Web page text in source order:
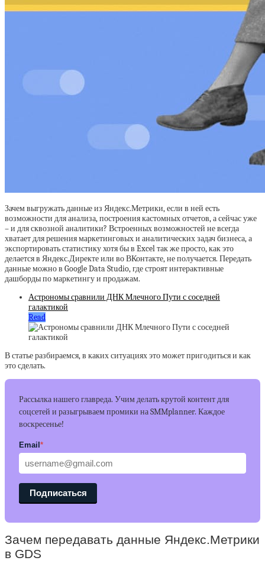
Зачем выгружать данные из Яндекс.Метрики, если в ней есть
возможности для анализа, построения кастомных отчетов, а сейчас уже
– и для сквозной аналитики? Встроенных возможностей не всегда
хватает для решения маркетинговых и аналитических задач бизнеса, а
экспортировать статистику хотя бы в Excel так же просто, как это
делается в Яндекс.Директе или во ВКонтакте, не получается. Передать
данные можно в Google Data Studio, где строят интерактивные
дашборды по маркетингу и продажам.
Астрономы сравнили ДНК Млечного Пути с соседней
галактикой
Read
В статье разбираемся, в каких ситуациях это может пригодиться и как
это сделать.
Рассылка нашего главреда. Учим делать крутой контент для
соцсетей и разыгрываем промики на SMMplanner. Каждое
воскресенье!
Email *
Подписаться
Зачем передавать данные Яндекс.Метрики
в GDS